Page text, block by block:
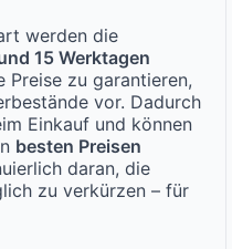
werden die
15 Werktagen
Preise zu garantieren,
vor. Dadurch
Einkauf und können
besten Preisen
daran, die
zu verkürzen – für